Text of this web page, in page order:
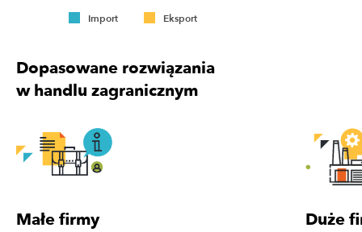
Import Eksport
Dopasowane rozwiązania
w handlu zagranicznym
Małe firmy Duże